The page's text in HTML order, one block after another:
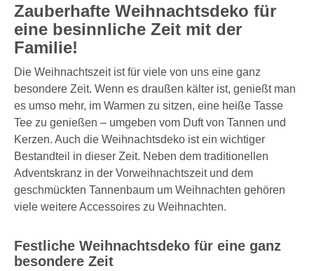
Zauberhafte Weihnachtsdeko für
eine besinnliche Zeit mit der
Familie!
Die Weihnachtszeit ist für viele von uns eine ganz
besondere Zeit. Wenn es draußen kälter ist, genießt man
es umso mehr, im Warmen zu sitzen, eine heiße Tasse
Tee zu genießen – umgeben vom Duft von Tannen und
Kerzen. Auch die Weihnachtsdeko ist ein wichtiger
Bestandteil in dieser Zeit. Neben dem traditionellen
Adventskranz in der Vorweihnachtszeit und dem
geschmückten Tannenbaum um Weihnachten gehören
viele weitere Accessoires zu Weihnachten.
Festliche Weihnachtsdeko für eine ganz
besondere Zeit